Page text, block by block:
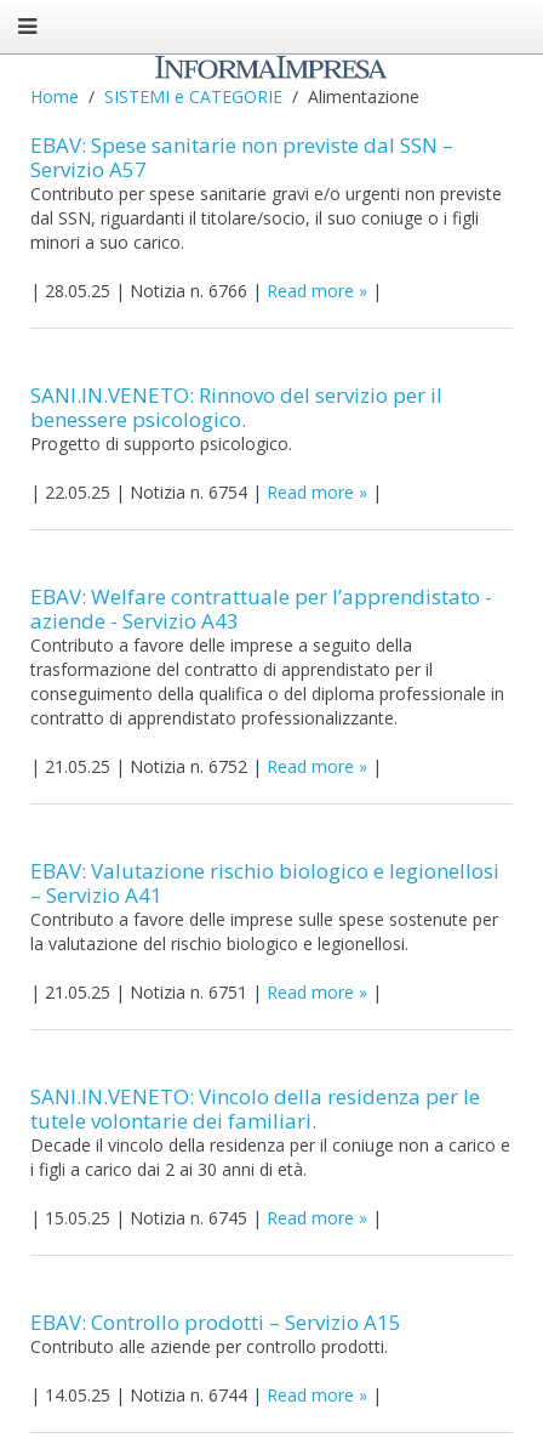
Home SISTEMI e CATEGORIE Alimentazione
EBAV: Spese sanitarie non previste dal SSN –
Servizio A57
Contributo per spese sanitarie gravi e/o urgenti non previste
dal SSN, riguardanti il titolare/socio, il suo coniuge o i figli
minori a suo carico.
| 28.05.25 | Notizia n. 6766 | Read more |
SANI.IN.VENETO: Rinnovo del servizio per il
benessere psicologico.
Progetto di supporto psicologico.
| 22.05.25 | Notizia n. 6754 | Read more |
EBAV: Welfare contrattuale per l’apprendistato -
aziende - Servizio A43
Contributo a favore delle imprese a seguito della
trasformazione del contratto di apprendistato per il
conseguimento della qualifica o del diploma professionale in
contratto di apprendistato professionalizzante.
| 21.05.25 | Notizia n. 6752 | Read more |
EBAV: Valutazione rischio biologico e legionellosi
– Servizio A41
Contributo a favore delle imprese sulle spese sostenute per
la valutazione del rischio biologico e legionellosi.
| 21.05.25 | Notizia n. 6751 | Read more |
SANI.IN.VENETO: Vincolo della residenza per le
tutele volontarie dei familiari.
Decade il vincolo della residenza per il coniuge non a carico e
i figli a carico dai 2 ai 30 anni di età.
| 15.05.25 | Notizia n. 6745 | Read more |
EBAV: Controllo prodotti – Servizio A15
Contributo alle aziende per controllo prodotti.
| 14.05.25 | Notizia n. 6744 | Read more |